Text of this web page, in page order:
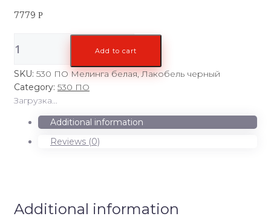
7779 Р
ПО
белая,
Лакобель
черный
quantity
Add to cart
SKU: 530 ПО Мелинга белая, Лакобель черный
Category: 530 ПО
Загрузка...
Additional information
Reviews (0)
Additional information